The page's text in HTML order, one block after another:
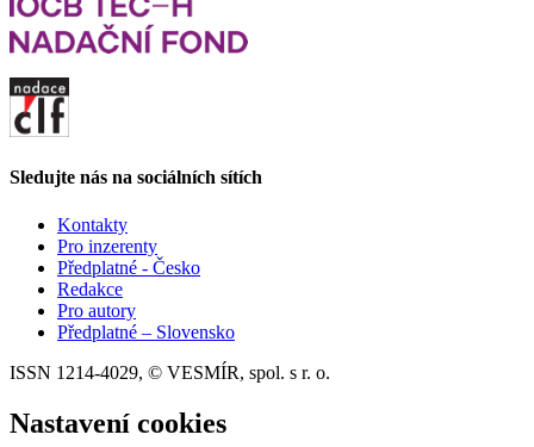
Sledujte nás na sociálních sítích
Kontakty
Pro inzerenty
Předplatné - Česko
Redakce
Pro autory
Předplatné – Slovensko
ISSN 1214-4029, © VESMÍR, spol. s r. o.
Nastavení cookies